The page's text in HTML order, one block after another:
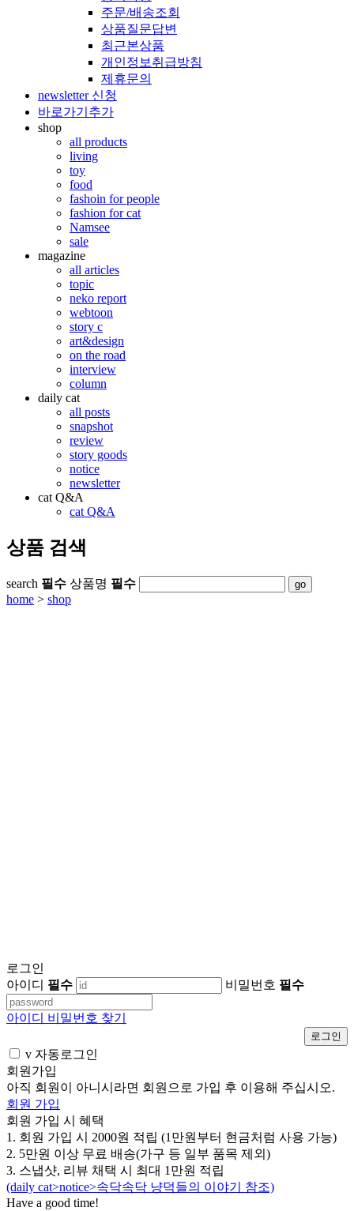
주문/배송조회
상품질문답변
최근본상품
개인정보취급방침
제휴문의
newsletter 신청
바로가기추가
shop
all products
living
toy
food
fashoin for people
fashion for cat
Namsee
sale
magazine
all articles
topic
neko report
webtoon
story c
art&design
on the road
interview
column
daily cat
all posts
snapshot
review
story goods
notice
newsletter
cat Q&A
cat Q&A
상품 검색
search 필수 상품명 필수
home > shop
로그인
아이디 필수 비밀번호 필수
아이디 비밀번호 찾기
v 자동로그인
회원가입
아직 회원이 아니시라면 회원으로 가입 후 이용해 주십시오.
회원 가입
회원 가입 시 혜택
1. 회원 가입 시 2000원 적립 (1만원부터 현금처럼 사용 가능)
2. 5만원 이상 무료 배송(가구 등 일부 품목 제외)
3. 스냅샷, 리뷰 채택 시 최대 1만원 적립
(daily cat>notice>속닥속닥 냥덕들의 이야기 참조)
Have a good time!​